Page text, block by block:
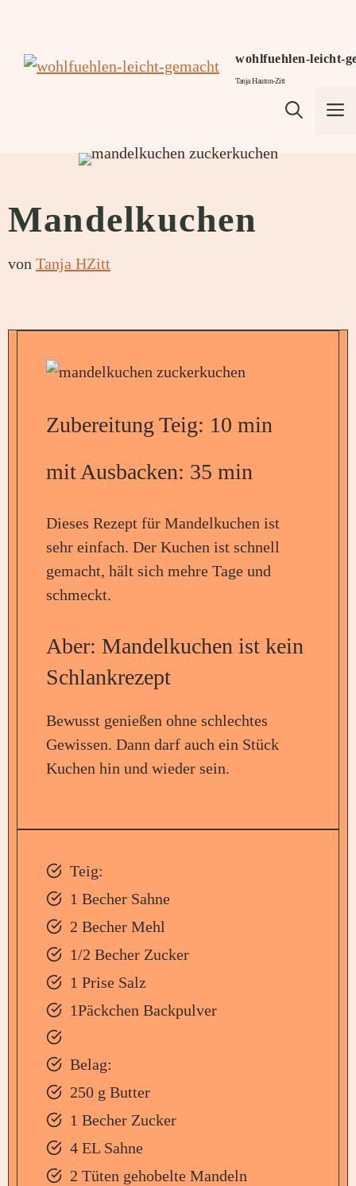
springen
wohlfuehlen-leicht-
Tanja Hauton-Zitt
Mandelkuchen
von Tanja HZitt
Zubereitung Teig: 10 min
mit Ausbacken: 35 min
Dieses Rezept für Mandelkuchen ist
sehr einfach. Der Kuchen ist schnell
gemacht, hält sich mehre Tage und
schmeckt.
Aber: Mandelkuchen ist kein
Schlankrezept
Bewusst genießen ohne schlechtes
Gewissen. Dann darf auch ein Stück
Kuchen hin und wieder sein.
Teig:
1 Becher Sahne
2 Becher Mehl
1/2 Becher Zucker
1 Prise Salz
1Päckchen Backpulver
Belag:
250 g Butter
1 Becher Zucker
4 EL Sahne
2 Tüten gehobelte Mandeln